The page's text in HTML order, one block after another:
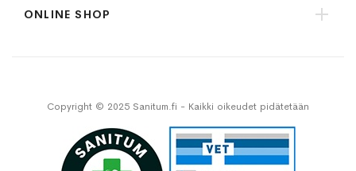
ONLINE SHOP
Copyright © 2025 Sanitum.fi - Kaikki oikeudet pidätetään